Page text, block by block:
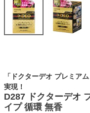
「ドクターデオ プレミア
実現！
D287 ドクターデオ
イプ 循環 無香